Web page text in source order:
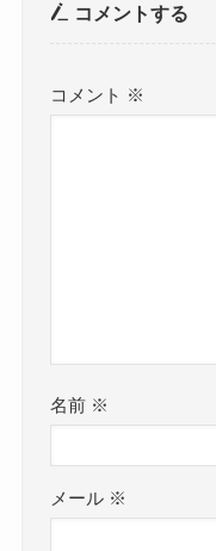
コメントする
コメント ※
名前 ※
メール ※